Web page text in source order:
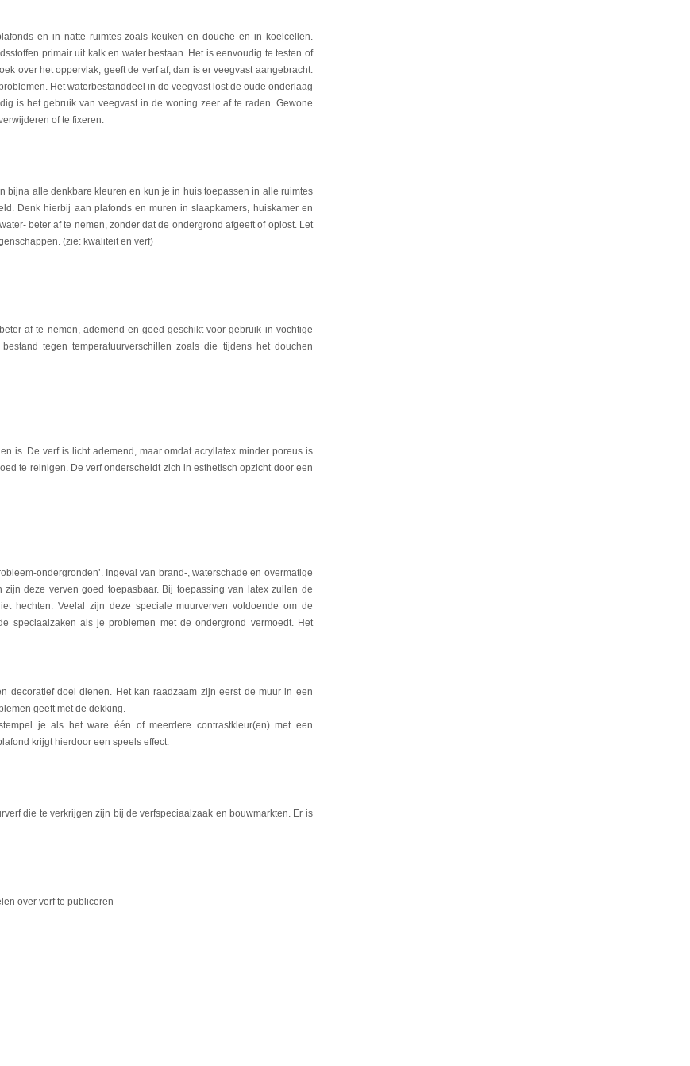
en in natte ruimtes zoals keuken en douche en in koelcellen.
primair uit kalk en water bestaan. Het is eenvoudig te testen of
over het oppervlak; geeft de verf af, dan is er veegvast aangebracht.
Het waterbestanddeel in de veegvast lost de oude onderlaag
is het gebruik van veegvast in de woning zeer af te raden. Gewone
of te fixeren.
bijna alle denkbare kleuren en kun je in huis toepassen in alle ruimtes
Denk hierbij aan plafonds en muren in slaapkamers, huiskamer en
beter af te nemen, zonder dat de ondergrond afgeeft of oplost. Let
(zie: kwaliteit en verf)
af te nemen, ademend en goed geschikt voor gebruik in vochtige
tegen temperatuurverschillen zoals die tijdens het douchen
is. De verf is licht ademend, maar omdat acryllatex minder poreus is
te reinigen. De verf onderscheidt zich in esthetisch opzicht door een
ondergronden’. Ingeval van brand-, waterschade en overmatige
deze verven goed toepasbaar. Bij toepassing van latex zullen de
hechten. Veelal zijn deze speciale muurverven voldoende om de
speciaalzaken als je problemen met de ondergrond vermoedt. Het
decoratief doel dienen. Het kan raadzaam zijn eerst de muur in een
geeft met de dekking.
je als het ware één of meerdere contrastkleur(en) met een
krijgt hierdoor een speels effect.
die te verkrijgen zijn bij de verfspeciaalzaak en bouwmarkten. Er is
over verf te publiceren